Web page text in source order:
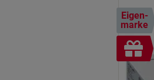
Eigen-
marke
Inkl.